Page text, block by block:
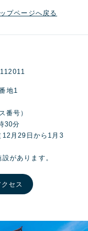
ップページへ戻る
地1
番号）
30分
12月29日から1月3
があります。
セス